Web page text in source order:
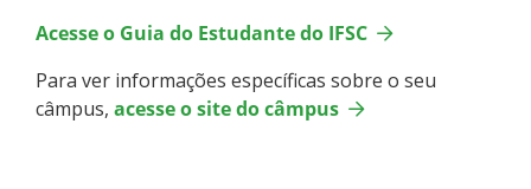
Sistemas Acadêmicos
Serviços de Tecnologia
Acesse o Guia do Estudante do IFSC
Para ver informações específicas sobre o seu
câmpus, acesse o site do câmpus